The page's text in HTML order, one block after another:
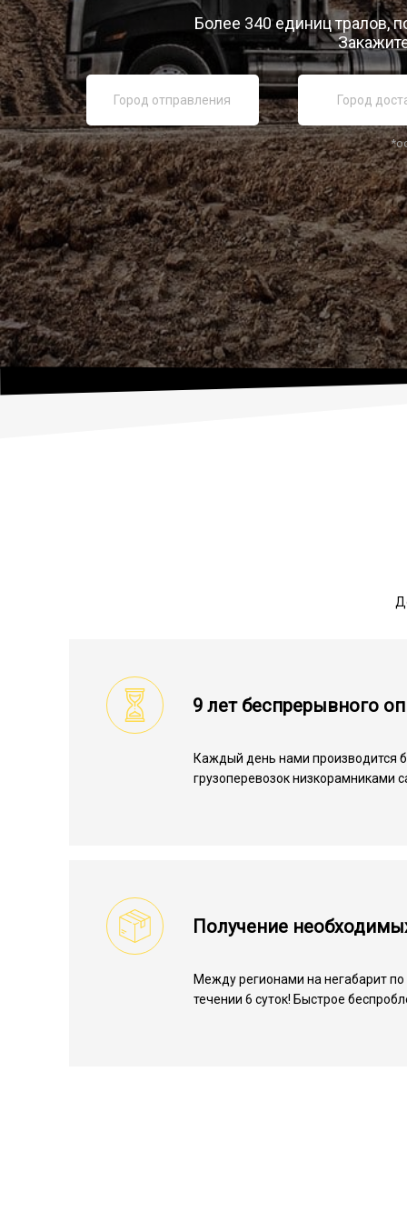
Более 340 единиц тралов,
9 лет беспрерывного
Каждый день нами производится
грузоперевозок низкорамниками
Получение
Между регионами на негабарит
течении 6 суток! Быстрое